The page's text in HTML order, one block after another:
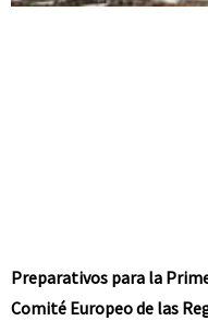
Preparativos para la
Comité Europeo de las